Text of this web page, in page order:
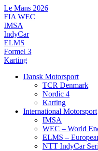
Videre
til
indhold
Le Mans 2026
FIA WEC
IMSA
IndyCar
ELMS
Formel 3
Karting
Dansk Motorsport
TCR Denmark
Nordic 4
Karting
International Motorsport
IMSA
WEC – World
ELMS –
NTT IndyCar